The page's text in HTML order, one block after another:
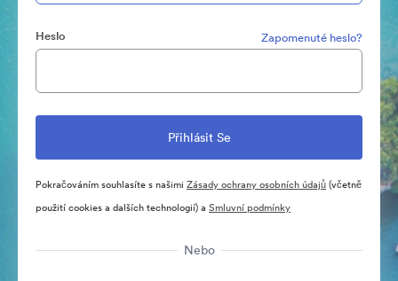
Heslo Zapomenuté heslo?
Pokračováním souhlasíte s našimi Zásady ochrany osobních údajů(včetně
použití cookies a dalších technologií) a Smluvní podmínky
Nebo